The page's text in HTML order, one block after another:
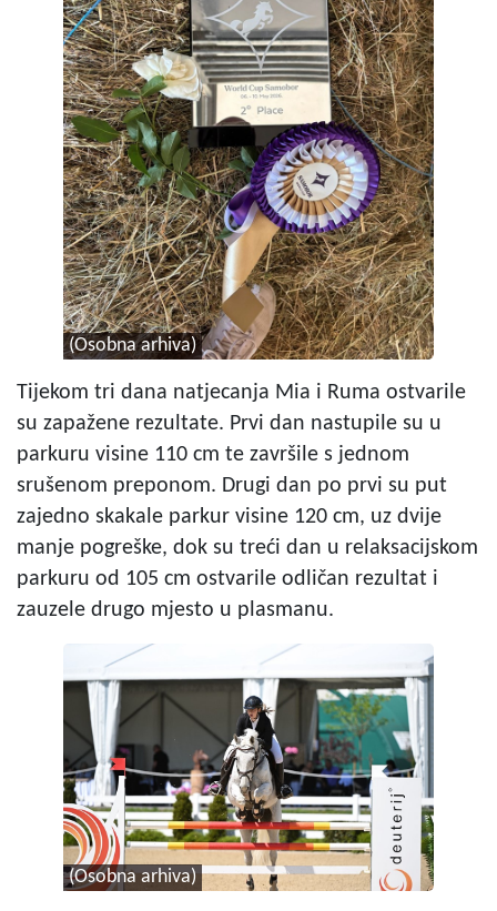
(Osobna arhiva)
Tijekom tri dana natjecanja Mia i Ruma ostvarile
su zapažene rezultate. Prvi dan nastupile su u
parkuru visine 110 cm te završile s jednom
srušenom preponom. Drugi dan po prvi su put
zajedno skakale parkur visine 120 cm, uz dvije
manje pogreške, dok su treći dan u relaksacijskom
parkuru od 105 cm ostvarile odličan rezultat i
zauzele drugo mjesto u plasmanu.
(Osobna arhiva)